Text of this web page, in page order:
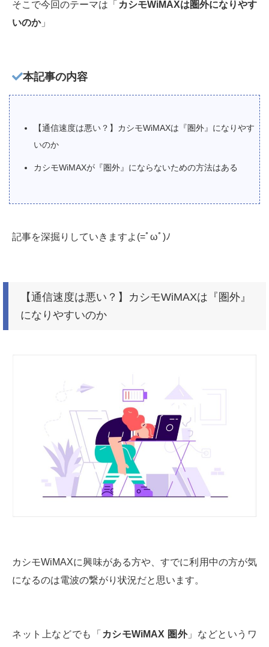
そこで今回のテーマは「 カシモWiMAXは圏外になりやす
いのか」
本記事の内容
【通信速度は悪い？】カシモWiMAXは『圏外』になりやす
いのか
カシモWiMAXが『圏外』にならないための方法はある
記事を深掘りしていきますよ(=ﾟωﾟ)ﾉ
【通信速度は悪い？】カシモWiMAXは『圏外』
になりやすいのか
カシモWiMAXに興味がある方や、すでに利用中の方が気
になるのは電波の繋がり状況だと思います。
ネット上などでも「 カシモWiMAX 圏外」などというワ